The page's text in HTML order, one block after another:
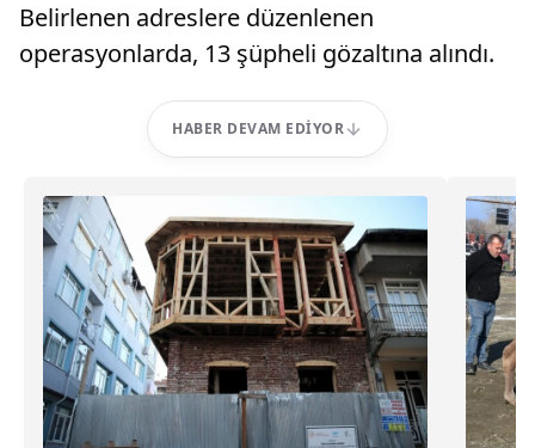
Belirlenen adreslere düzenlenen
operasyonlarda, 13 şüpheli gözaltına alındı.
HABER DEVAM EDIYOR